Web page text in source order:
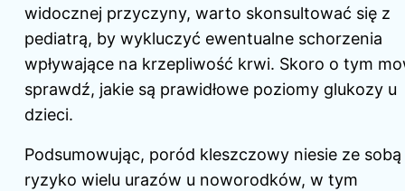
widocznej przyczyny, warto skonsultować się z
pediatrą, by wykluczyć ewentualne schorzenia
wpływające na krzepliwość krwi. Skoro o tym
sprawdź, jakie są prawidłowe poziomy glukozy u
dzieci.
Podsumowując, poród kleszczowy niesie ze sobą
ryzyko wielu urazów u noworodków, w tym